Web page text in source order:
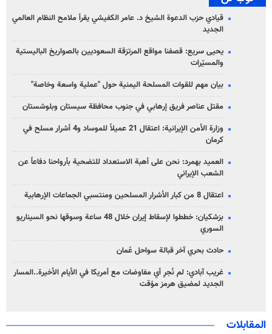
قيادي حزب الدعوة الشيخ د. عامر الكفيشي يقرأ ملامح النظام العالمي
الجديد
يحيى سريع: قصفنا مواقع المرتزقة السعوديين بالصواريخ الباليستية
والمسيّرات
بيان مهم للقوات المسلحة اليمنية حول "عملية واسعة وخاصة"
مقتل عناصر فريق إرهابي في جنوب محافظة سيستان وبلوشستان
وزارة الأمن الإيرانية: اعتقال 21 عميلاً للموساد و4 أشرار مسلح في
كرمان
العميد بهمرد: نحن على أهبة الاستعداد للتضحية بأرواحنا دفاعاً عن
الشعب الإيراني
اعتقال 8 من كبار الأشرار المسلحين ومنتسبي الجماعات الإرهابية
بزشكيان: خططوا لإسقاط إيران خلال 48 ساعة وسوقها نحو السيناريو
السوري
حادث بحري آخر قبالة سواحل عُمان
غريب آبادي: لم نُجرِ أي مفاوضات مع أمريكا في الأيام الأخيرة..المسار
الجديد لمضيق هرمز مؤقت
المقابلات